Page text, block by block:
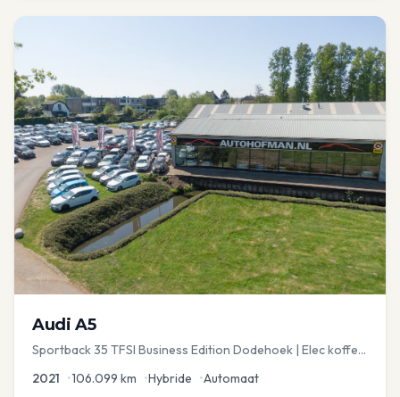
Audi A5
Sportback 35 TFSI Business Edition Dodehoek | Elec koffer
2021 •106.099 km •Hybride •Automaat